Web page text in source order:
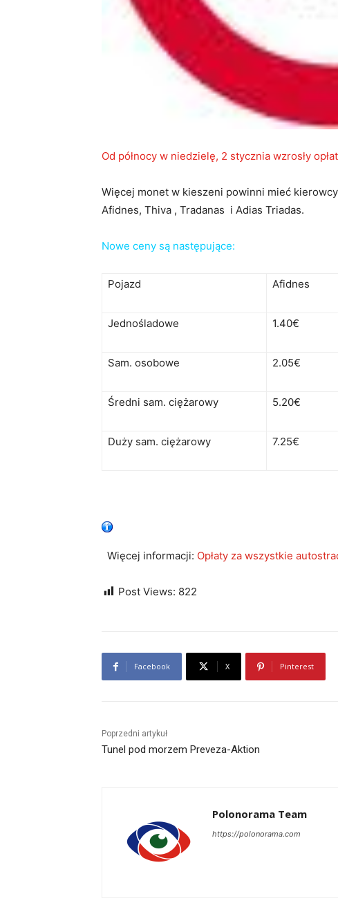
Od północy w niedzielę, 2 stycznia wzrosły
Więcej monet w kieszeni powinni mieć
Afidnes, Thiva , Tradanas i Adias Triadas.
Nowe ceny są następujące:
Pojazd Afidnes
Jednośladowe 1.40€
Sam. osobowe 2.05€
Średni sam. ciężarowy 5.20€
Duży sam. ciężarowy 7.25€
Więcej informacji: Opłaty za wszystkie
Post Views: 822
Facebook X Pinterest
Poprzedni artykuł
Tunel pod morzem Preveza-Aktion
Polonorama Team
https://polonorama.com